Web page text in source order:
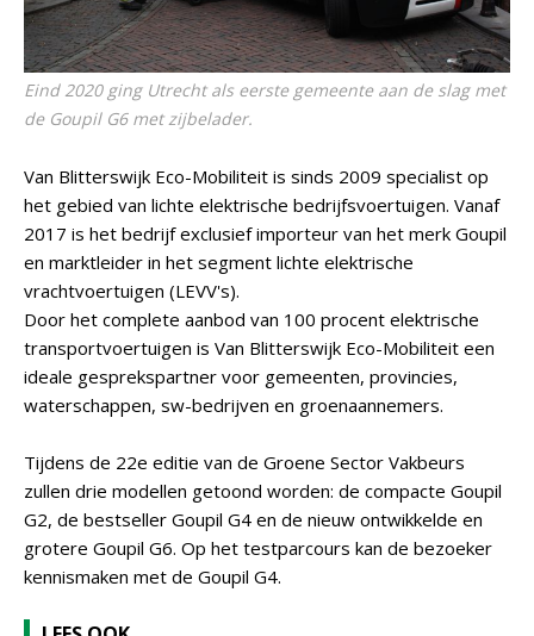
Eind 2020 ging Utrecht als eerste gemeente aan de slag met
de Goupil G6 met zijbelader.
Van Blitterswijk Eco-Mobiliteit is sinds 2009 specialist op
het gebied van lichte elektrische bedrijfsvoertuigen. Vanaf
2017 is het bedrijf exclusief importeur van het merk Goupil
en marktleider in het segment lichte elektrische
vrachtvoertuigen (LEVV's).
Door het complete aanbod van 100 procent elektrische
transportvoertuigen is Van Blitterswijk Eco-Mobiliteit een
ideale gesprekspartner voor gemeenten, provincies,
waterschappen, sw-bedrijven en groenaannemers.
Tijdens de 22e editie van de Groene Sector Vakbeurs
zullen drie modellen getoond worden: de compacte Goupil
G2, de bestseller Goupil G4 en de nieuw ontwikkelde en
grotere Goupil G6. Op het testparcours kan de bezoeker
kennismaken met de Goupil G4.